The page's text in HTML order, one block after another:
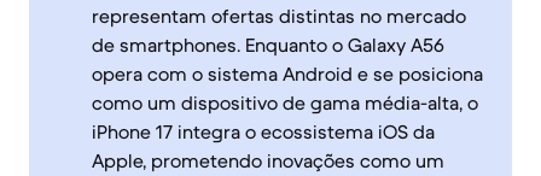
representam ofertas distintas no mercado
de smartphones. Enquanto o Galaxy A56
opera com o sistema Android e se posiciona
como um dispositivo de gama média-alta, o
iPhone 17 integra o ecossistema iOS da
Apple, prometendo inovações como um